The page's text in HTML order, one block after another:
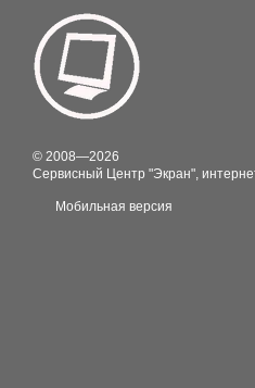
© 2008—2026
Сервисный Центр "Экран",
Мобильная версия